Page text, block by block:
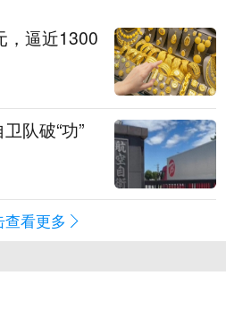
，逼近1300
队破“功”
查看更多